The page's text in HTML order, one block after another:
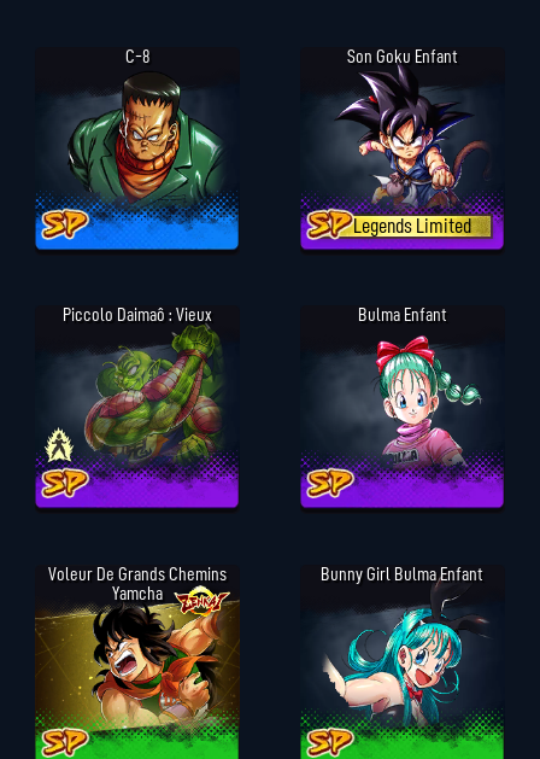
C-8 Son Goku Enfant
Legends Limited
Piccolo Daimaô : Vieux Bulma Enfant
Voleur De Grands Chemins
Yamcha
Bunny Girl Bulma Enfant